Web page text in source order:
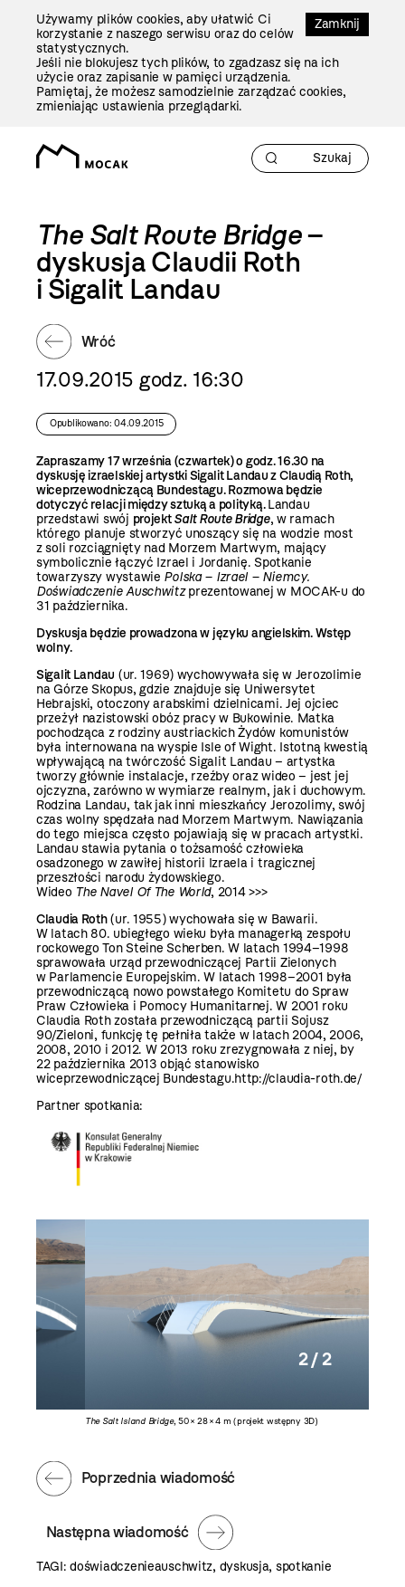
Zamknij
Używamy plików cookies, aby ułatwić Ci
korzystanie z naszego serwisu oraz do celów
statystycznych.
Jeśli nie blokujesz tych plików, to zgadzasz się na ich
użycie oraz zapisanie w pamięci urządzenia.
Pamiętaj, że możesz samodzielnie zarządzać cookies,
zmieniając ustawienia przeglądarki.
The Salt Route Bridge–
dyskusja Claudii Roth
i Sigalit Landau
Wróć
17.09.2015 godz. 16:30
Opublikowano: 04.09.2015
Zapraszamy 17 września (czwartek) o godz. 16.30 na
dyskusję izraelskiej artystki Sigalit Landau z Claudią Roth,
wiceprzewodniczącą Bundestagu. Rozmowa będzie
dotyczyć relacji między sztuką a polityką.Landau
przedstawi swój projektSalt Route Bridge, w ramach
którego planuje stworzyć unoszący się na wodzie most
z soli rozciągnięty nad Morzem Martwym, mający
symbolicznie łączyć Izrael i Jordanię. Spotkanie
towarzyszy wystawie Polska – Izrael – Niemcy.
Doświadczenie Auschwitzprezentowanej w MOCAK-u do
31 października.
Dyskusja będzie prowadzona w języku angielskim. Wstęp
wolny.
Sigalit Landau (ur. 1969) wychowywała się w Jerozolimie
na Górze Skopus, gdzie znajduje się Uniwersytet
Hebrajski, otoczony arabskimi dzielnicami. Jej ojciec
przeżył nazistowski obóz pracy w Bukowinie. Matka
pochodząca z rodziny austriackich Żydów komunistów
była internowana na wyspie Isle of Wight. Istotną kwestią
wpływającą na twórczość Sigalit Landau – artystka
tworzy głównie instalacje, rzeźby oraz wideo – jest jej
ojczyzna, zarówno w wymiarze realnym, jak i duchowym.
Rodzina Landau, tak jak inni mieszkańcy Jerozolimy, swój
czas wolny spędzała nad Morzem Martwym. Nawiązania
do tego miejsca często pojawiają się w pracach artystki.
Landau stawia pytania o tożsamość człowieka
osadzonego w zawiłej historii Izraela i tragicznej
przeszłości narodu żydowskiego.
Wideo The Navel Of The World, 2014 >>>
Claudia Roth(ur. 1955) wychowała się w Bawarii.
W latach 80. ubiegłego wieku była managerką zespołu
rockowego Ton Steine Scherben. W latach 1994–1998
sprawowała urząd przewodniczącej Partii Zielonych
w Parlamencie Europejskim. W latach 1998–2001 była
przewodniczącą nowo powstałego Komitetu do Spraw
Praw Człowieka i Pomocy Humanitarnej. W 2001 roku
Claudia Roth została przewodniczącą partii Sojusz
90/Zieloni, funkcję tę pełniła także w latach 2004, 2006,
2008, 2010 i 2012. W 2013 roku zrezygnowała z niej, by
22 października 2013 objąć stanowisko
wiceprzewodniczącej Bundestagu.http://claudia-roth.de/
Partner spotkania:
The Salt Island Bridge, 50 × 28 × 4 m (projekt wstępny 3D)
2 / 2
Następna wiadomość
Poprzednia wiadomość
TAGI:doświadczenieauschwitz, dyskusja, spotkanie